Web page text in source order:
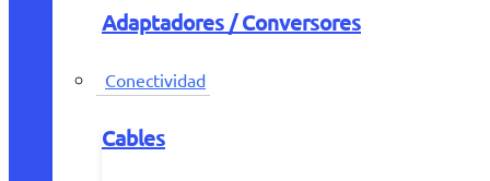
Adaptadores / Conversores
Conectividad
Cables